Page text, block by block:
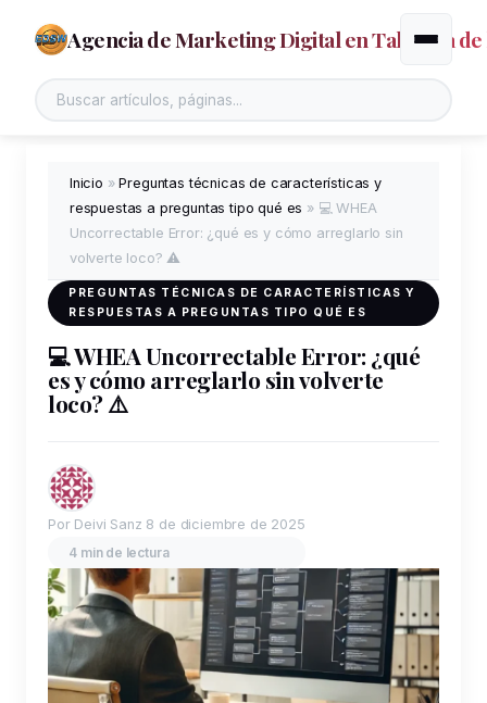
Agencia de Marketing Digital en Talavera de
Alternar
Inicio »Preguntas técnicas de características y
respuestas a preguntas tipo qué es » 💻 WHEA
Uncorrectable Error: ¿qué es y cómo arreglarlo sin
volverte loco? ⚠️
PREGUNTAS TÉCNICAS DE CARACTERÍSTICAS Y
RESPUESTAS A PREGUNTAS TIPO QUÉ ES
💻 WHEA Uncorrectable Error: ¿qué
es y cómo arreglarlo sin volverte
loco? ⚠️
Por Deivi Sanz 8 de diciembre de 2025
4 min de lectura